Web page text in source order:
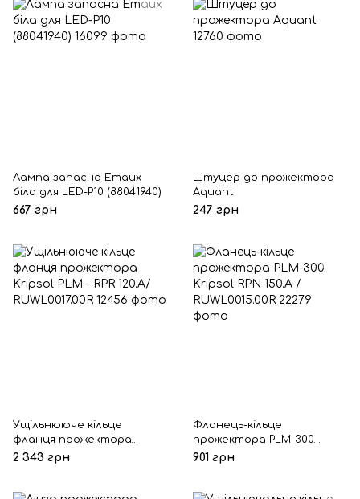
Лампа запасна Emaux
біла для LED-P10 (88041940)
667 грн
Штуцер до прожектора
Aquant
247 грн
Ущільнююче кільце
фланця прожектора
Kripsol PLM - RPR 120.A/
2 343 грн
Фланець-кільце
прожектора PLM-300
Kripsol RPN 150.A /
901 грн